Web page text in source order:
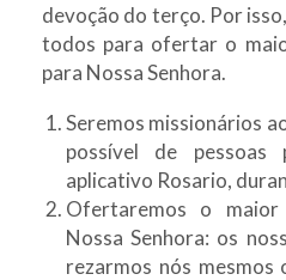
devoção do terço. Por
todos para ofertar o
para Nossa Senhora.
Seremos missionários
possível de
aplicativo Rosario,
Ofertaremos o
Nossa Senhora: os
rezarmos nós